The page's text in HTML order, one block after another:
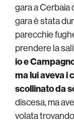
gara a Cerbaia
gara è stata
parecchie
prendere la
io e
ma lui aveva i
scollinato da
discesa, ma
volata